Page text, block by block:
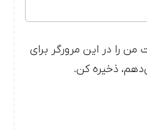
من را در این مرورگر برای
ذخیره کن.